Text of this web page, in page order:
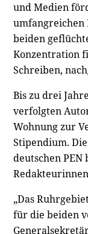
und Medien
umfangreichen
beiden
Konzentration
Schreiben,
Bis zu drei
verfolgten
Wohnung zur
Stipendium.
deutschen
„Das
für die beiden